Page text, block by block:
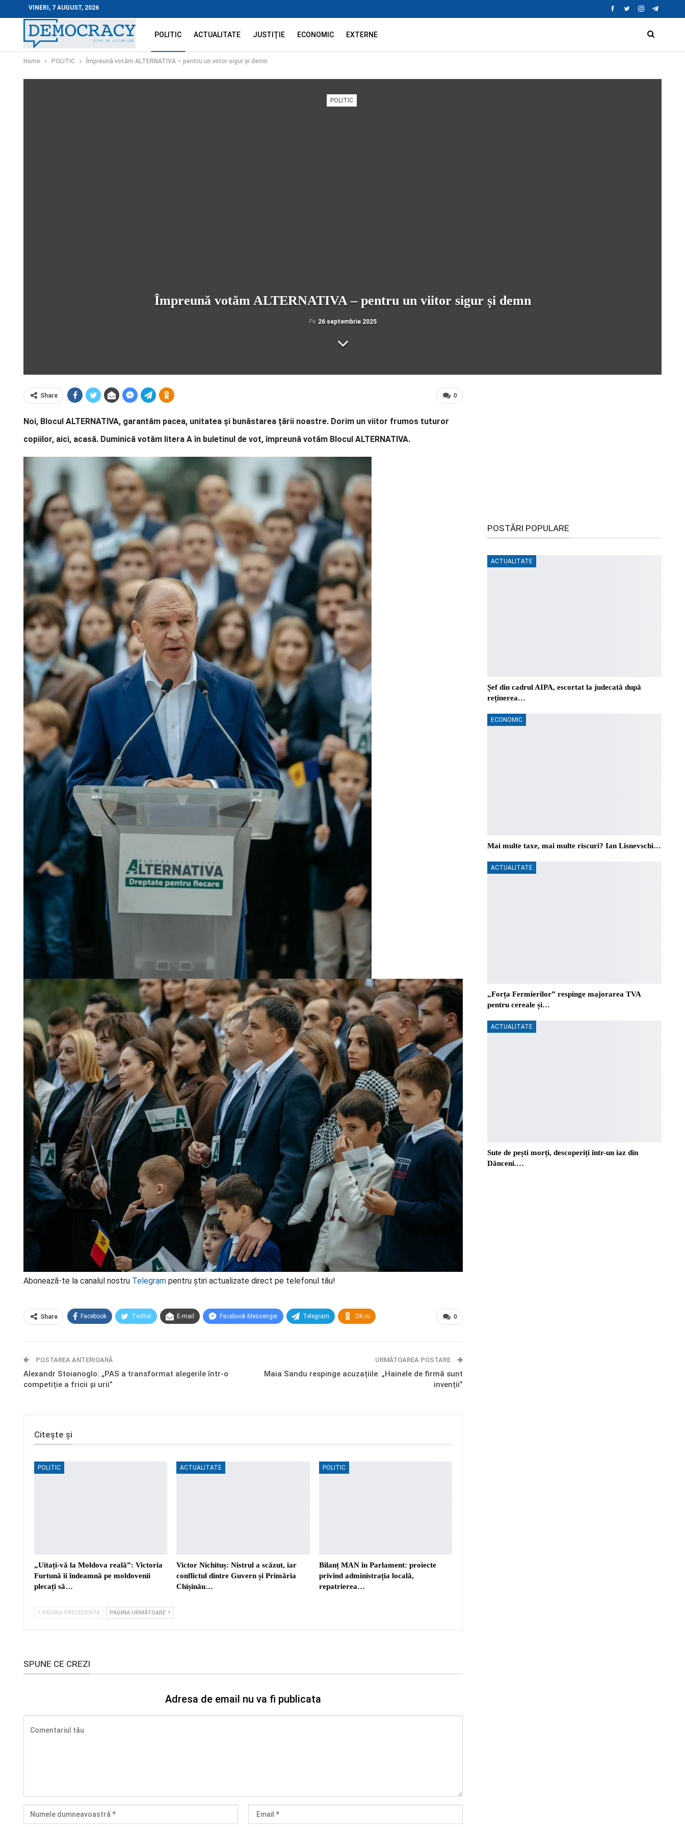
VINERI, 7 AUGUST, 2026
POLITIC ACTUALITATE JUSTIȚIE ECONOMIC EXTERNE
Home POLITIC Împreună votăm ALTERNATIVA – pentru un viitor sigur și demn
POLITIC
Împreună votăm ALTERNATIVA – pentru un viitor sigur și demn
Pe 26 septembrie 2025
0
Share
Noi, Blocul ALTERNATIVA, garantăm pacea, unitatea și bunăstarea țării noastre. Dorim un viitor frumos tuturor
copiilor, aici, acasă. Duminică votăm litera A în buletinul de vot, împreună votăm Blocul ALTERNATIVA.
Abonează-te la canalul nostru Telegram pentru știri actualizate direct pe telefonul tău!
0
Share Facebook Twitter E-mail Facebook Messenger Telegram OK.ru
POSTAREA ANTERIOARĂ
Alexandr Stoianoglo: „PAS a transformat alegerile într-o
competiție a fricii și urii”
URMĂTOAREA POSTARE
Maia Sandu respinge acuzațiile: „Hainele de firmă sunt
invenții”
Citește și
POLITIC
„Uitați-vă la Moldova reală”: Victoria
Furtună îi îndeamnă pe moldovenii
plecați să…
ACTUALITATE
Victor Nichituș: Nistrul a scăzut, iar
conflictul dintre Guvern și Primăria
Chișinău…
POLITIC
Bilanț MAN în Parlament: proiecte
privind administrația locală,
repatrierea…
PAGINA PRECEDENTĂ PAGINA URMĂTOARE
SPUNE CE CREZI
Adresa de email nu va fi publicata
POSTĂRI POPULARE
ACTUALITATE
Șef din cadrul AIPA, escortat la judecată după
reținerea…
ECONOMIC
Mai multe taxe, mai multe riscuri? Ian Lisnevschi…
ACTUALITATE
„Forța Fermierilor” respinge majorarea TVA
pentru cereale și…
ACTUALITATE
Sute de pești morți, descoperiți într-un iaz din
Dănceni.…